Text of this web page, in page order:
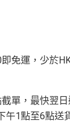
Dollars回贈
！^
免運，少於
單，最快翌日
午1點至6點送